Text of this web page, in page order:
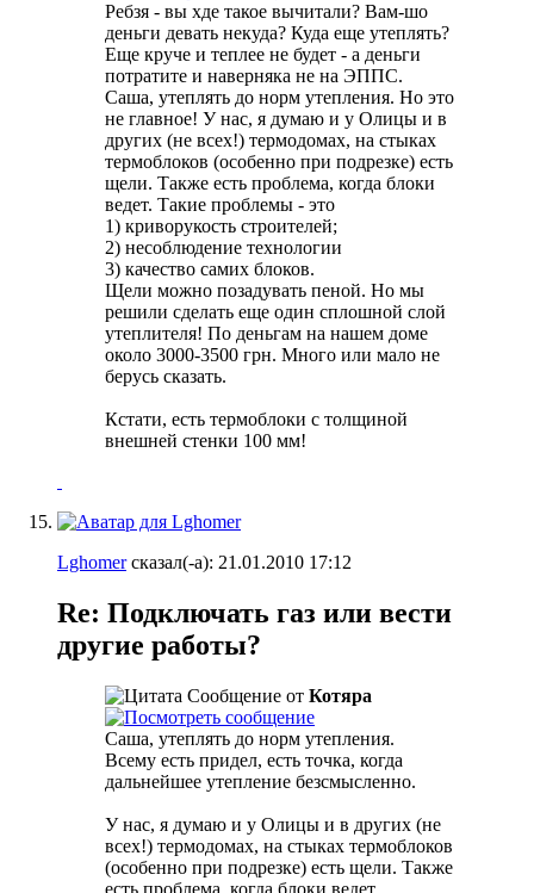
Ребзя - вы хде такое вычитали? Вам-шо
деньги девать некуда? Куда еще утеплять?
Еще круче и теплее не будет - а деньги
потратите и наверняка не на ЭППС.
Саша, утеплять до норм утепления. Но это
не главное! У нас, я думаю и у Олицы и в
других (не всех!) термодомах, на стыках
термоблоков (особенно при подрезке) есть
щели. Также есть проблема, когда блоки
ведет. Такие проблемы - это
1) криворукость строителей;
2) несоблюдение технологии
3) качество самих блоков.
Щели можно позадувать пеной. Но мы
решили сделать еще один сплошной слой
утеплителя! По деньгам на нашем доме
около 3000-3500 грн. Много или мало не
берусь сказать.
Кстати, есть термоблоки с толщиной
внешней стенки 100 мм!
Lghomerсказал(-а): 21.01.2010 17:12
Re: Подключать газ или вести
другие работы?
Сообщение от Котяра
Саша, утеплять до норм утепления.
Всему есть придел, есть точка, когда
дальнейшее утепление безсмысленно.
У нас, я думаю и у Олицы и в других (не
всех!) термодомах, на стыках термоблоков
(особенно при подрезке) есть щели. Также
есть проблема, когда блоки ведет.